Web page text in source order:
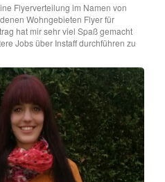
Flyerverteilung im Namen von
Wohngebieten Flyer für
hat mir sehr viel Spaß gemacht
Jobs über Instaff durchführen zu